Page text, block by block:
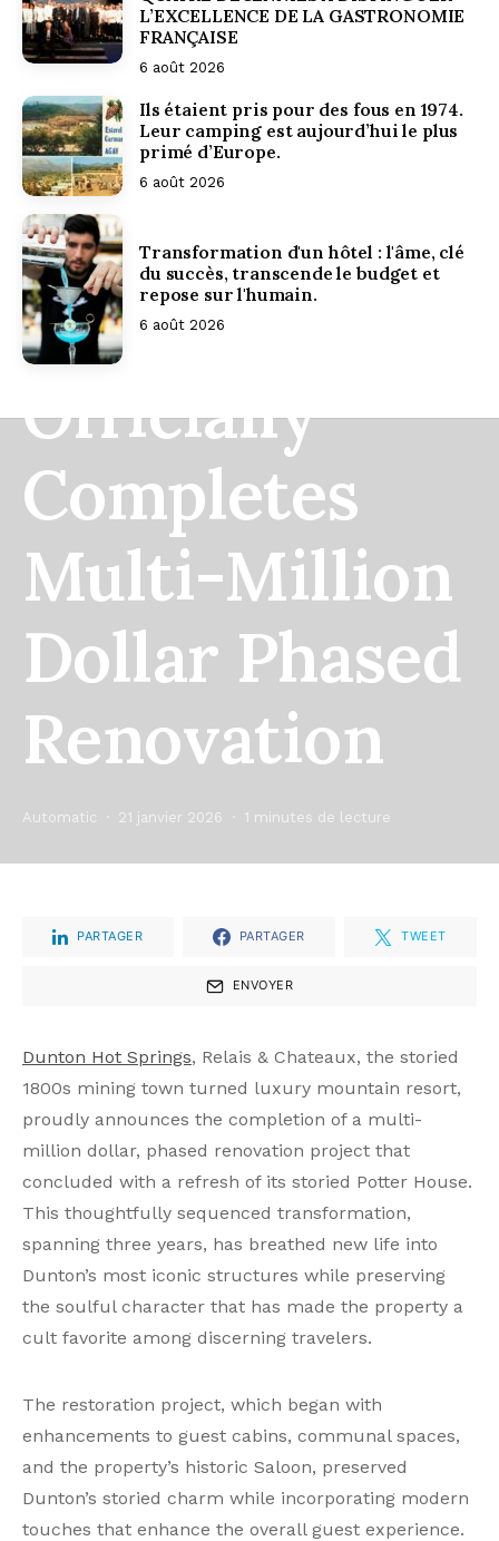
L’EXCELLENCE DE LA GASTRONOMIE
FRANÇAISE
6 août 2026
Ils étaient pris pour des fous en 1974.
Leur camping est aujourd’hui le plus
primé d’Europe.
6 août 2026
Transformation d'un hôtel : l'âme, clé
du succès, transcende le budget et
repose sur l'humain.
6 août 2026
Dunton Hot
Springs
Officially
Completes
Multi-Million
Dollar Phased
Renovation
Automatic 21 janvier 2026 1 minutes de lecture
PARTAGER PARTAGER TWEET
ENVOYER
Dunton Hot Springs, Relais & Chateaux, the storied
1800s mining town turned luxury mountain resort,
proudly announces the completion of a multi-
million dollar, phased renovation project that
concluded with a refresh of its storied Potter House.
This thoughtfully sequenced transformation,
spanning three years, has breathed new life into
Dunton’s most iconic structures while preserving
the soulful character that has made the property a
cult favorite among discerning travelers.
The restoration project, which began with
enhancements to guest cabins, communal spaces,
and the property’s historic Saloon, preserved
Dunton’s storied charm while incorporating modern
touches that enhance the overall guest experience.